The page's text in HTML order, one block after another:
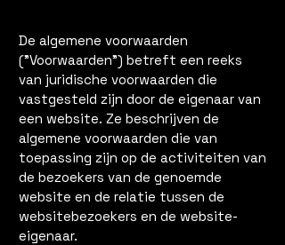
De algemene voorwaarden
("Voorwaarden") betreft een reeks
van juridische voorwaarden die
vastgesteld zijn door de eigenaar van
een website. Ze beschrijven de
algemene voorwaarden die van
toepassing zijn op de activiteiten van
de bezoekers van de genoemde
website en de relatie tussen de
websitebezoekers en de website-
eigenaar.